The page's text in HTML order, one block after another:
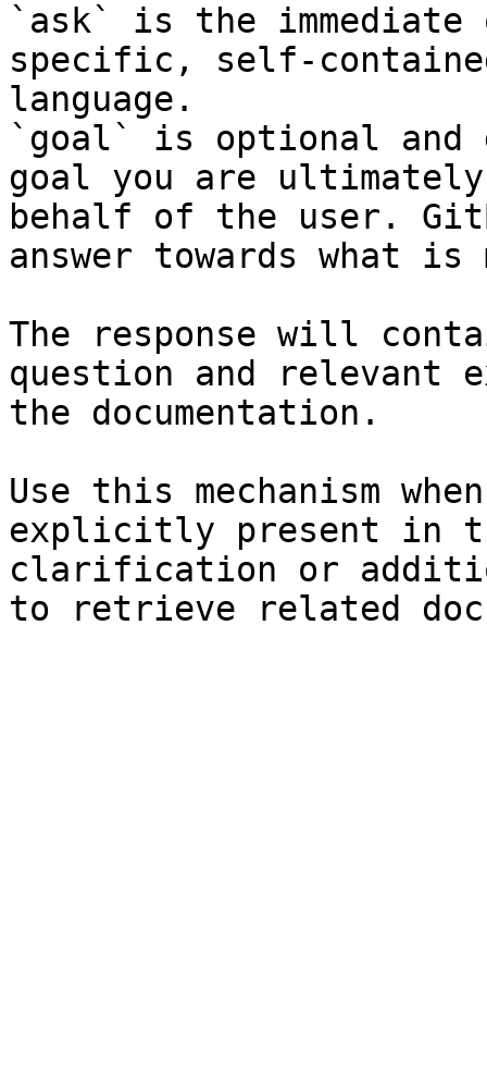
`ask` is the
specific, self-
language.
`goal` is optional and
goal you are
behalf of the user.
answer towards what
The response will
question and relevant
the documentation.
Use this mechanism
explicitly present in
clarification or